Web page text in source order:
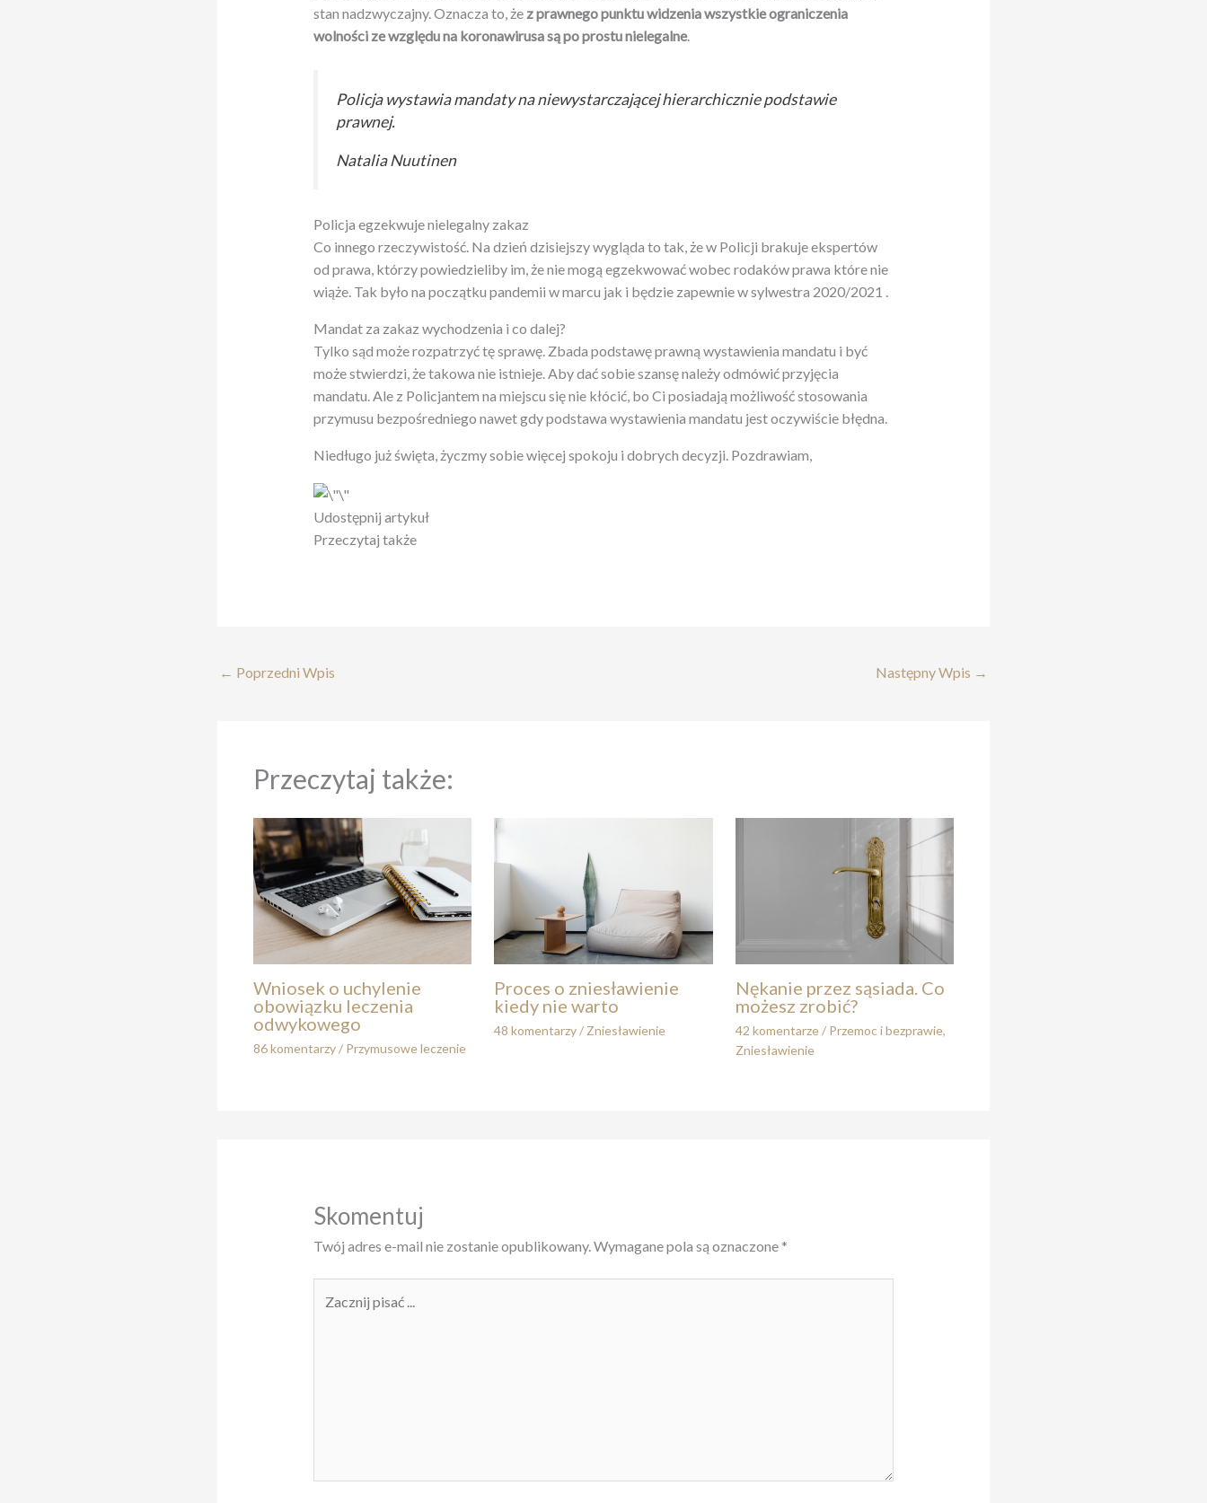
stan nadzwyczajny. Oznacza to, że z prawnego punktu widzenia wszystkie ograniczenia
wolności ze względu na koronawirusa są po prostu nielegalne.
Policja wystawia mandaty na niewystarczającej hierarchicznie podstawie
prawnej.
Natalia Nuutinen
Policja egzekwuje nielegalny zakaz
Co innego rzeczywistość. Na dzień dzisiejszy wygląda to tak, że w Policji brakuje ekspertów
od prawa, którzy powiedzieliby im, że nie mogą egzekwować wobec rodaków prawa które nie
wiąże. Tak było na początku pandemii w marcu jak i będzie zapewnie w sylwestra 2020/2021 .
Mandat za zakaz wychodzenia i co dalej?
Tylko sąd może rozpatrzyć tę sprawę. Zbada podstawę prawną wystawienia mandatu i być
może stwierdzi, że takowa nie istnieje. Aby dać sobie szansę należy odmówić przyjęcia
mandatu. Ale z Policjantem na miejscu się nie kłócić, bo Ci posiadają możliwość stosowania
przymusu bezpośredniego nawet gdy podstawa wystawienia mandatu jest oczywiście błędna.
Niedługo już święta, życzmy sobie więcej spokoju i dobrych decyzji. Pozdrawiam,
Udostępnij artykuł
Przeczytaj także
← Poprzedni Wpis Następny Wpis →
Przeczytaj także:
Wniosek o uchylenie
obowiązku leczenia
odwykowego
86 komentarzy/ Przymusowe leczenie
Proces o zniesławienie
kiedy nie warto
48 komentarzy/ Zniesławienie
Nękanie przez sąsiada. Co
możesz zrobić?
42 komentarze/ Przemoc i bezprawie,
Zniesławienie
Skomentuj
Twój adres e-mail nie zostanie opublikowany. Wymagane pola są oznaczone *
pisać